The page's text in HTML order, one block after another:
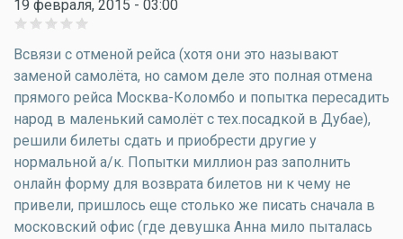
19 февраля, 2015 - 03:00
Всвязи с отменой рейса (хотя они это называют
заменой самолёта, но самом деле это полная отмена
прямого рейса Москва-Коломбо и попытка пересадить
народ в маленький самолёт с тех.посадкой в Дубае),
решили билеты сдать и приобрести другие у
нормальной а/к. Попытки миллион раз заполнить
онлайн форму для возврата билетов ни к чему не
привели, пришлось еще столько же писать сначала в
московский офис (где девушка Анна мило пыталась